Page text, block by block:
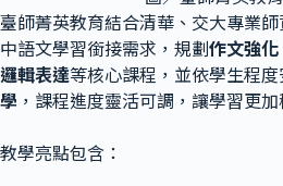
臺師菁英教育結合清華、交大專業
中語文學習銜接需求，規劃 作文強化
邏輯表達等核心課程，並依學生程度
學 ，課程進度靈活可調，讓學習更加
教學亮點包含：